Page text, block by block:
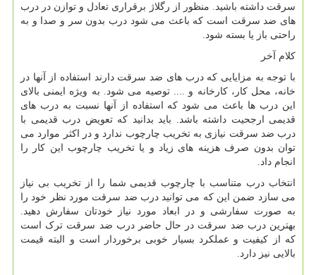
سرقت داشته باشید. منظور از رگلاژ برقراری تعادل و توازن در درب
های ضد سرقت است که باعث می شود درب بدون سر و صدا و به
راحتی باز یا بسته شود.
کلام آخر
با توجه به مزایایی که درب های ضد سرقت دارند استفاده از آنها در
خانه، محل کار، کارخانه و .... توصیه می شود. به ویژه ایمنی بالای
این درب ها باعث می شود که استفاده از آنها نسبت به درب های
قدیمی ارجحیت داشته باشد. باید بدانید که تعویض درب قدیمی با
درب ضد سرقت نیازی به تخریب چارچوب ندارد و در اکثر موارد می
توان بدون صرف هزینه های زیاد و یا تخریب چارچوب این کار را
انجام داد.
انتخاب درب متناسب با چارچوب قدیمی شما را از تخریب بی نیاز
می سازد ضمن این که می توانید درب ضد سرقت مورد نظر خود را
به صورت سفارشی و در ابعاد مورد نیاز خودتان سفارش دهید.
بهترین درب ضد سرقت در حال حاضر درب ضد سرقت ترک است
که از کیفیت و عملکرد بسیار خوبی برخوردار است و البته قیمت
بالایی نیز دارد.